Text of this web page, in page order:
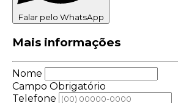
Falar pelo WhatsApp
Mais informações
Nome
Campo Obrigatório
Telefone